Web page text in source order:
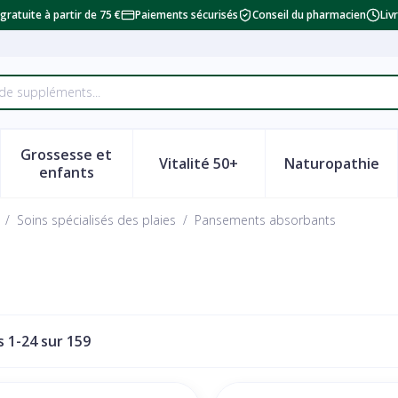
à partir de 75 € Paiements sécurisés Conseil du pharmacien
Beauté, soins et hygiène
sous-menu pour la catégorie Régime, alimentation &
Grossesse et
enfantsAfficher le sous-menu pour la catégorie
Vitalité 50+Afficher le sous-menu pour
Naturopathie
Afficher
/ Soins spécialisés des plaies / Pansements absorbants
1-24sur 159